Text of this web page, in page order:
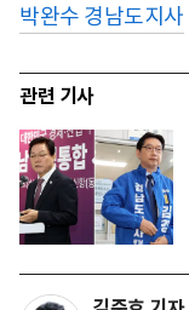
박완수 경남도지사
관련 기사